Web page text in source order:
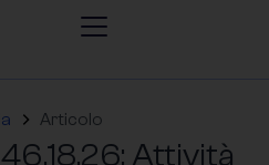
Articolo
Attività